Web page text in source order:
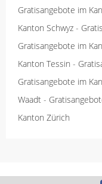
Gratisangebote im
Kanton Schwyz -
Gratisangebote im
Kanton Tessin -
Gratisangebote im
Waadt -
Kanton Zürich